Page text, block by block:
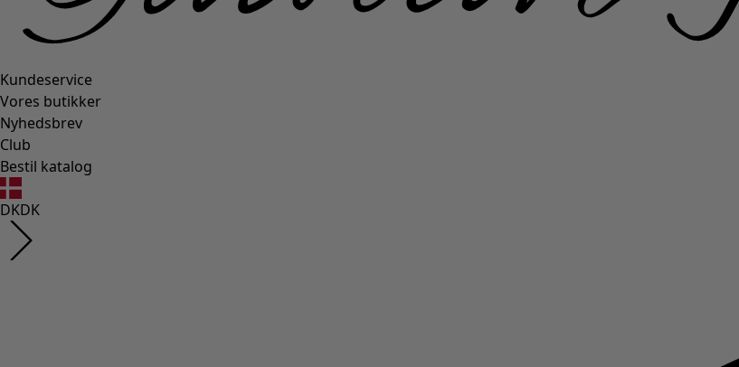
Kundeservice
Vores butikker
Nyhedsbrev
Club
Bestil katalog
DKDK